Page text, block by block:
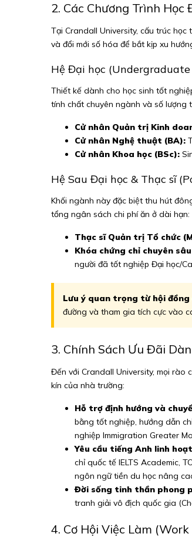
2. Các Chương Trình
Tại Crandall University, cấu trúc
và đổi mới số hóa để bắt kịp xu
Hệ Đại học (Undergraduate
Thiết kế dành cho học sinh tốt
tính chất chuyên ngành và số lượng
Cử nhân Quản trị Kinh
Cử nhân Nghệ thuật (BA):
Cử nhân Khoa học (BSc):
Hệ Sau Đại học & Thạc sĩ
Khối ngành này đặc biệt thu hút
tổng ngân sách chi phí ăn ở dài hạn:
Thạc sĩ Quản trị Tổ chức
Khóa chứng chỉ chuyên
người đã tốt nghiệp Đại học/
Lưu ý quan trọng từ hội đồng
đường và tham gia tích cực vào
3. Chính Sách Ưu Đãi
Đến với Crandall University, mọi
kín của nhà trường:
Hỗ trợ định hướng và
bằng tốt nghiệp, hướng dẫn
nghiệp Immigration Greater
Yêu cầu tiếng Anh linh
chỉ quốc tế IELTS Academic,
ngôn ngữ tiền du học nâng
Đời sống tinh thần phong
tranh giải vô địch quốc gia
4. Cơ Hội Việc Làm